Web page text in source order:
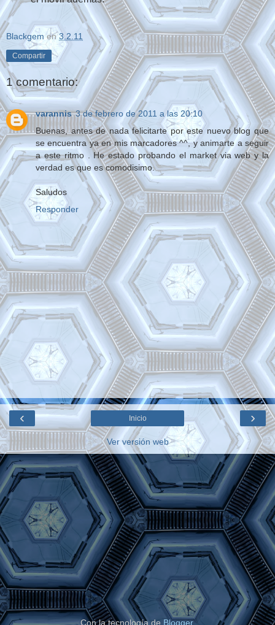
Blackgem en3.2.11
Compartir
1 comentario:
varannis 3 de febrero de 2011 a las 20:10
Buenas, antes de nada felicitarte por este nuevo blog que
se encuentra ya en mis marcadores ^^, y animarte a seguir
a este ritmo . He estado probando el market via web y la
verdad es que es comodisimo.
Saludos
Responder
‹ ›
Inicio
Ver versión web
Con la tecnología de Blogger.